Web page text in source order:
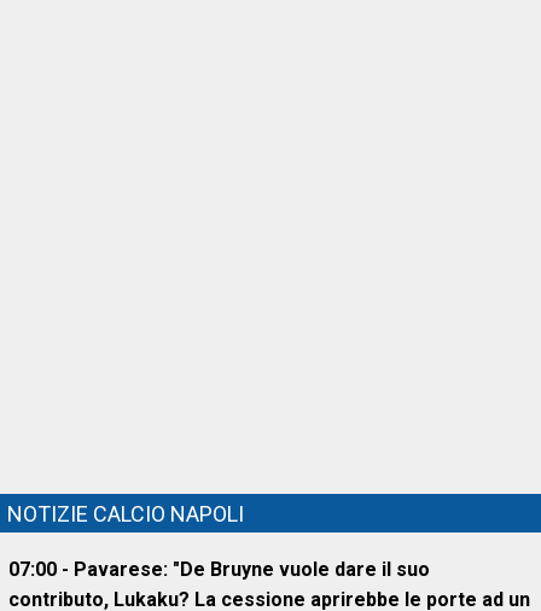
NOTIZIE CALCIO NAPOLI
07:00 - Pavarese: "De Bruyne vuole dare il suo
contributo, Lukaku? La cessione aprirebbe le porte ad un